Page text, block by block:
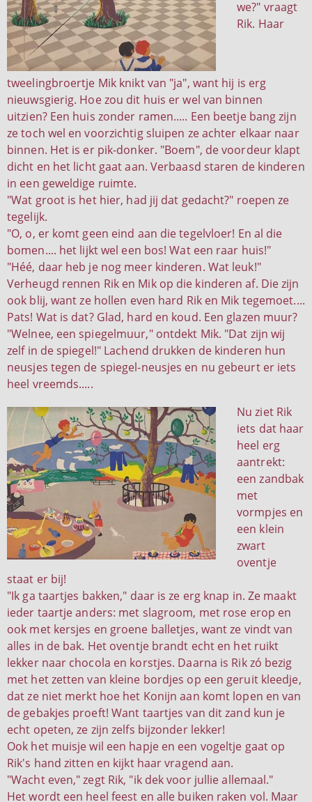
we?" vraagt
Rik. Haar
tweelingbroertje Mik knikt van "ja", want hij is erg
nieuwsgierig. Hoe zou dit huis er wel van binnen
uitzien? Een huis zonder ramen..... Een beetje bang zijn
ze toch wel en voorzichtig sluipen ze achter elkaar naar
binnen. Het is er pik-donker. "Boem", de voordeur klapt
dicht en het licht gaat aan. Verbaasd staren de kinderen
in een geweldige ruimte.
"Wat groot is het hier, had jij dat gedacht?" roepen ze
tegelijk.
"O, o, er komt geen eind aan die tegelvloer! En al die
bomen.... het lijkt wel een bos! Wat een raar huis!"
"Héé, daar heb je nog meer kinderen. Wat leuk!"
Verheugd rennen Rik en Mik op die kinderen af. Die zijn
ook blij, want ze hollen even hard Rik en Mik tegemoet....
Pats! Wat is dat? Glad, hard en koud. Een glazen muur?
"Welnee, een spiegelmuur," ontdekt Mik. "Dat zijn wij
zelf in de spiegel!" Lachend drukken de kinderen hun
neusjes tegen de spiegel-neusjes en nu gebeurt er iets
heel vreemds.....
Nu ziet Rik
iets dat haar
heel erg
aantrekt:
een zandbak
met
vormpjes en
een klein
zwart
oventje
staat er bij!
"Ik ga taartjes bakken," daar is ze erg knap in. Ze maakt
ieder taartje anders: met slagroom, met rose erop en
ook met kersjes en groene balletjes, want ze vindt van
alles in de bak. Het oventje brandt echt en het ruikt
lekker naar chocola en korstjes. Daarna is Rik zó bezig
met het zetten van kleine bordjes op een geruit kleedje,
dat ze niet merkt hoe het Konijn aan komt lopen en van
de gebakjes proeft! Want taartjes van dit zand kun je
echt opeten, ze zijn zelfs bijzonder lekker!
Ook het muisje wil een hapje en een vogeltje gaat op
Rik's hand zitten en kijkt haar vragend aan.
"Wacht even," zegt Rik, "ik dek voor jullie allemaal."
Het wordt een heel feest en alle buiken raken vol. Maar